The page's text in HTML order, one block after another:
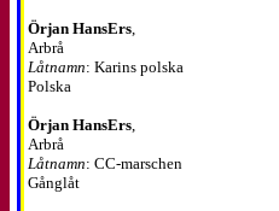
Örjan HansErs,
Arbrå
Låtnamn: Karins polska
Polska
Örjan HansErs,
Arbrå
Låtnamn: CC-marschen
Gånglåt